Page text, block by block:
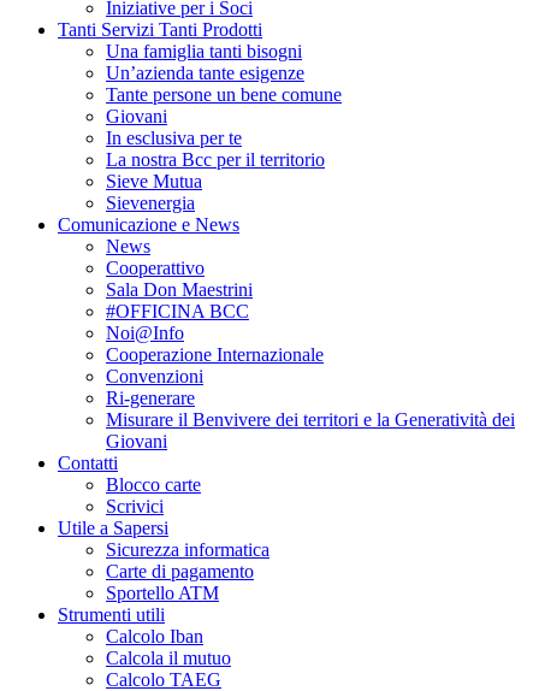
Iniziative per i Soci
Tanti Servizi Tanti Prodotti
Una famiglia tanti bisogni
Un’azienda tante esigenze
Tante persone un bene comune
Giovani
In esclusiva per te
La nostra Bcc per il territorio
Sieve Mutua
Sievenergia
Comunicazione e News
News
Cooperattivo
Sala Don Maestrini
#OFFICINA BCC
Noi@Info
Cooperazione Internazionale
Convenzioni
Ri-generare
Misurare il Benvivere dei territori e la Generatività dei
Giovani
Contatti
Blocco carte
Scrivici
Utile a Sapersi
Sicurezza informatica
Carte di pagamento
Sportello ATM
Strumenti utili
Calcolo Iban
Calcola il mutuo
Calcolo TAEG